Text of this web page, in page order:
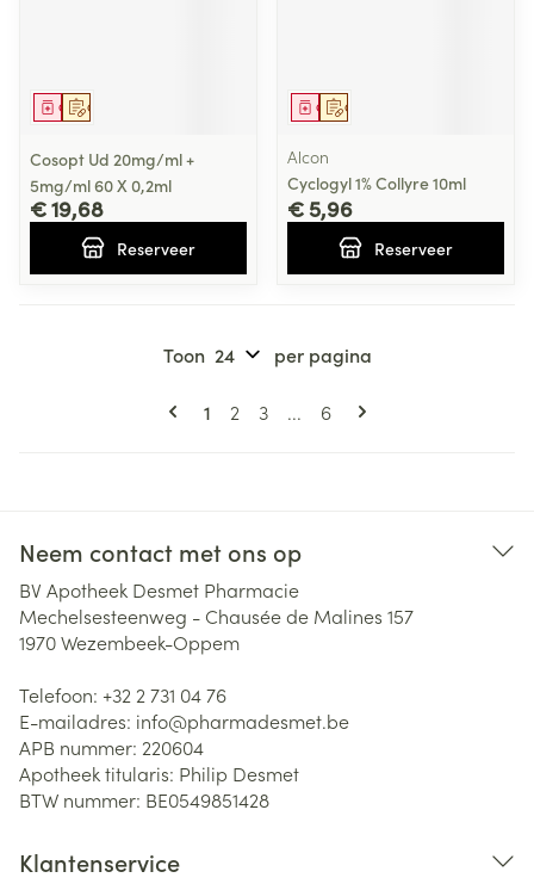
Op voorschrift
Geneesmiddel
Cosopt Ud 20mg/ml +
5mg/ml 60 X 0,2ml
€ 19,68
Reserveer
Op voorschrift
Geneesmiddel
Alcon
Cyclogyl 1% Collyre 10ml
€ 5,96
Reserveer
Pagina's
U lees momenteel pagina
1 Pagina
2 Pagina
3 ... Pagina
6
Toon per pagina
Neem contact met ons op
BV Apotheek Desmet Pharmacie
Mechelsesteenweg - Chausée de Malines 157
1970Wezembeek-Oppem
Telefoon: +32 2 731 04 76
E-mailadres: info@pharmadesmet.be
APB nummer: 220604
Apotheek titularis: Philip Desmet
BTW nummer: BE0549851428
Klantenservice